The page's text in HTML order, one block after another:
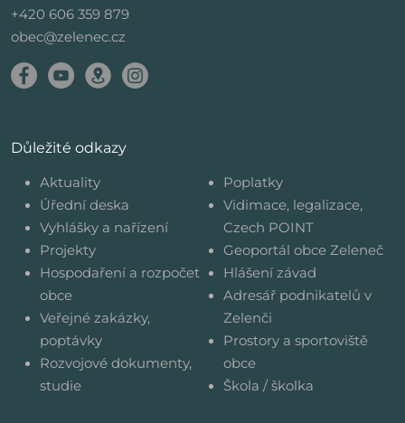
+420 606 359 879
obec@zelenec.cz
Důležité odkazy
Aktuality
Úřední deska
Vyhlášky a nařízení
Projekty
Hospodaření a rozpočet
obce
Veřejné zakázky,
poptávky
Rozvojové dokumenty,
studie
Poplatky
Vidimace, legalizace,
Czech POINT
Geoportál obce Zeleneč
Hlášení závad
Adresář podnikatelů v
Zelenči
Prostory a sportoviště
obce
Škola / školka